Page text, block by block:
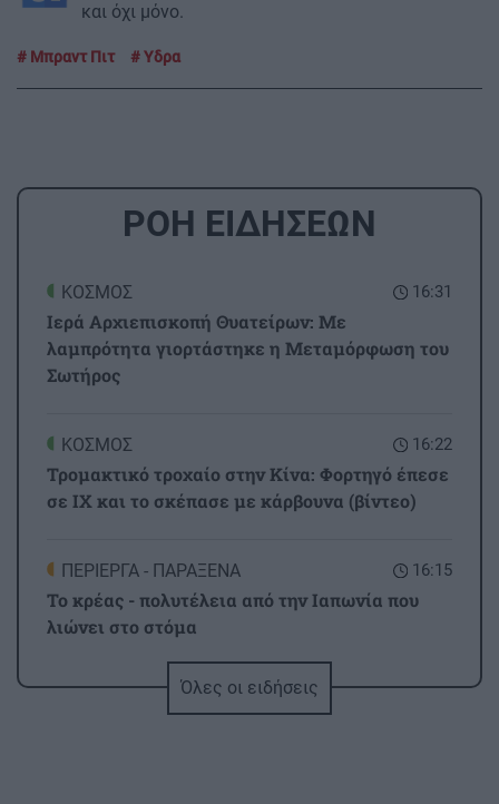
και όχι μόνο.
Μπραντ Πιτ Υδρα
ΡΟΗ ΕΙΔΗΣΕΩΝ
16:31
ΚΟΣΜΟΣ
Ιερά Αρχιεπισκοπή Θυατείρων: Με
λαμπρότητα γιορτάστηκε η Μεταμόρφωση του
Σωτήρος
16:22
ΚΟΣΜΟΣ
Τρομακτικό τροχαίο στην Κίνα: Φορτηγό έπεσε
σε IX και το σκέπασε με κάρβουνα (βίντεο)
16:15
ΠΕΡΙΕΡΓΑ - ΠΑΡΑΞΕΝΑ
Το κρέας - πολυτέλεια από την Ιαπωνία που
λιώνει στο στόμα
Όλες οι ειδήσεις